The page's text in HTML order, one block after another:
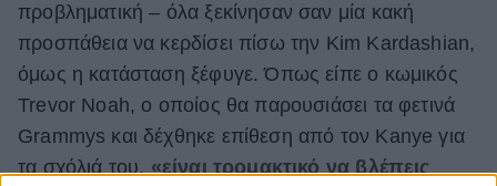
προβληματική – όλα ξεκίνησαν σαν μία κακή
προσπάθεια να κερδίσει πίσω την Kim Kardashian,
όμως η κατάσταση ξέφυγε. Όπως είπε ο κωμικός
Trevor Noah, ο οποίος θα παρουσιάσει τα φετινά
Grammys και δέχθηκε επίθεση από τον Kanye για
τα σχόλιά του,«είναι τρομακτικό να βλέπεις